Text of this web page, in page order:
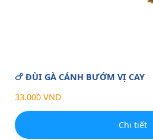
🍗 ĐÙI GÀ CÁNH BƯỚM VỊ CAY
33.000 VND
Chi tiết